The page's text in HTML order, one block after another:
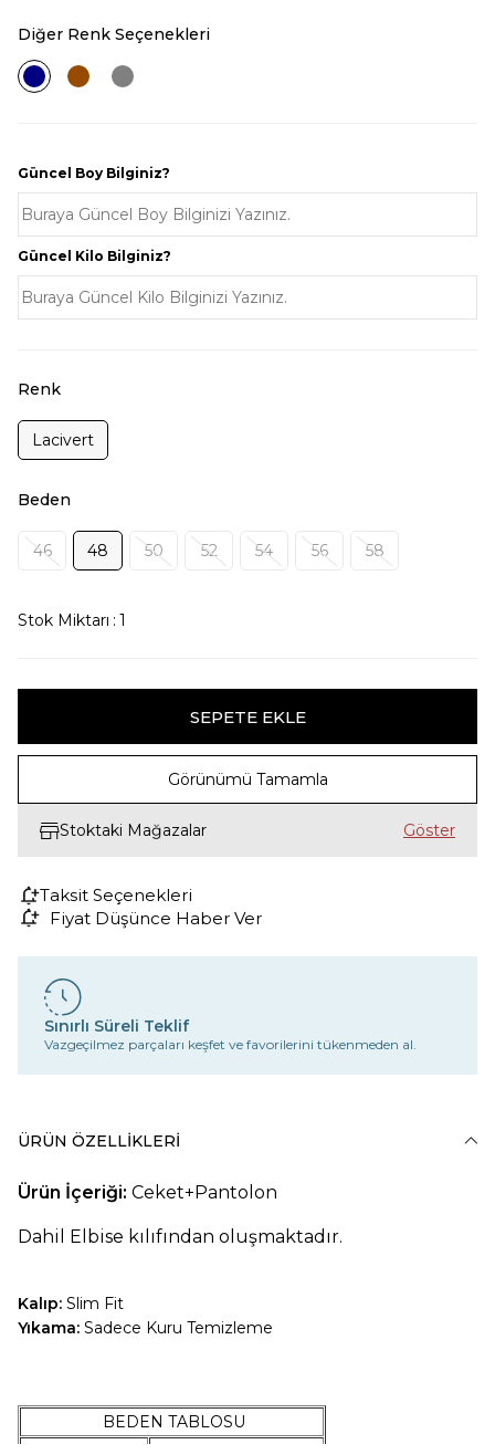
Diğer Renk Seçenekleri
Güncel Boy Bilginiz?
Güncel Kilo Bilginiz?
Renk
Lacivert
Beden
46 48 50 52 54 56 58
Stok Miktarı : 1
Görünümü Tamamla
Stoktaki Mağazalar
Taksit Seçenekleri
Fiyat Düşünce Haber Ver
Sınırlı Süreli Teklif
Vazgeçilmez parçaları keşfet ve favorilerini tükenmeden al.
ÜRÜN ÖZELLIKLERI
Ürün İçeriği: Ceket+Pantolon
Dahil Elbise kılıfından oluşmaktadır.
Kalıp: Slim Fit
Yıkama: Sadece Kuru Temizleme
BEDEN TABLOSU